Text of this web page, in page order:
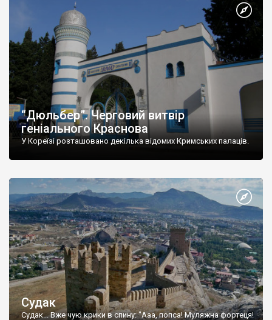
“Дюльбер”. Черговий витвір
геніального Краснова
У Кореїзі розташовано декілька відомих Кримських палаців.
Судак
Судак... Вже чую крики в спину: "Ааа, попса! Муляжна фортеця!